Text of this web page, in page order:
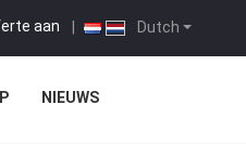
Dutch
aan
NIEUWS